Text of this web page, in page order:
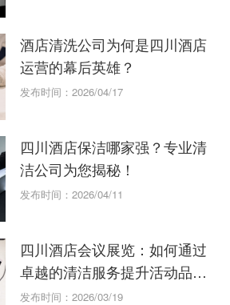
酒店清洗公司为何是四川酒店
运营的幕后英雄？
发布时间：2026/04/17
四川酒店保洁哪家强？专业清
洁公司为您揭秘！
发布时间：2026/04/11
四川酒店会议展览：如何通过
卓越的清洁服务提升活动品
质？
发布时间：2026/03/19